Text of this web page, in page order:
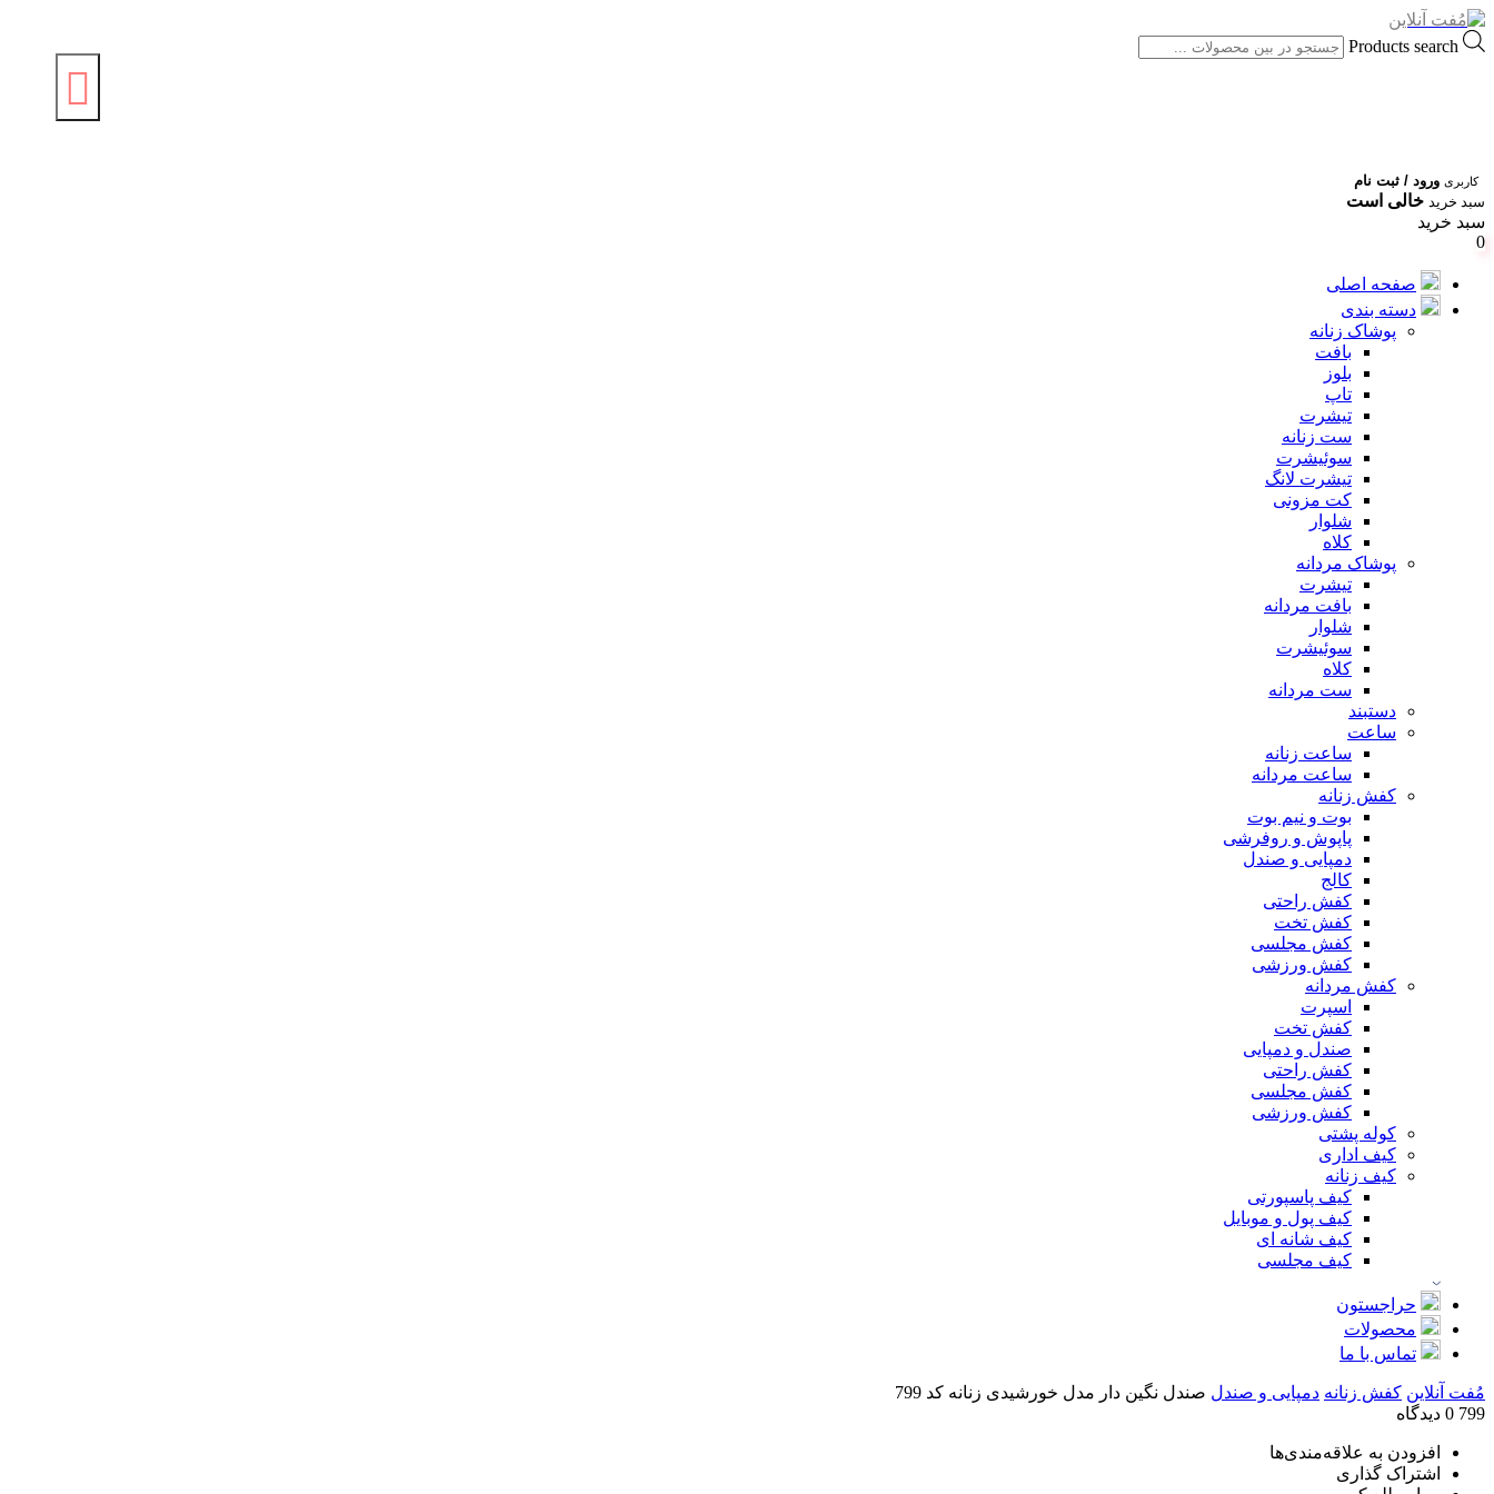
Products search
کاربری ورود / ثبت نام
سبد خرید خالی است
سبد خرید
0
صفحه اصلی
دسته بندی
پوشاک زنانه
بافت
بلوز
تاپ
تیشرت
ست زنانه
سوئیشرت
تیشرت لانگ
کت مزونی
شلوار
کلاه
پوشاک مردانه
تیشرت
بافت مردانه
شلوار
سوئیشرت
کلاه
ست مردانه
دستبند
ساعت
ساعت زنانه
ساعت مردانه
کفش زنانه
بوت و نیم بوت
پاپوش و روفرشی
دمپایی و صندل
کالج
کفش راحتی
کفش تخت
کفش مجلسی
کفش ورزشی
کفش مردانه
اسپرت
کفش تخت
صندل و دمپایی
کفش راحتی
کفش مجلسی
کفش ورزشی
کوله پشتی
کیف اداری
کیف زنانه
کیف پاسپورتی
کیف پول و موبایل
کیف شانه ای
کیف مجلسی
حراجستون
محصولات
تماس با ما
مُفت آنلاین کفش زنانه دمپایی و صندل صندل نگین دار مدل خورشیدی زنانه کد 799
799 0 دیدگاه
افزودن به علاقه‌مندی‌ها
اشتراک گذاری